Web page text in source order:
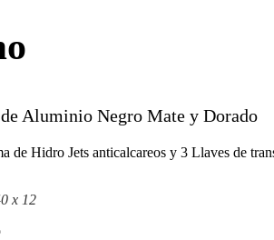
Aluminio Negro Mate y Dorado
de Hidro Jets anticalcareos y 3 Llaves de
x 12